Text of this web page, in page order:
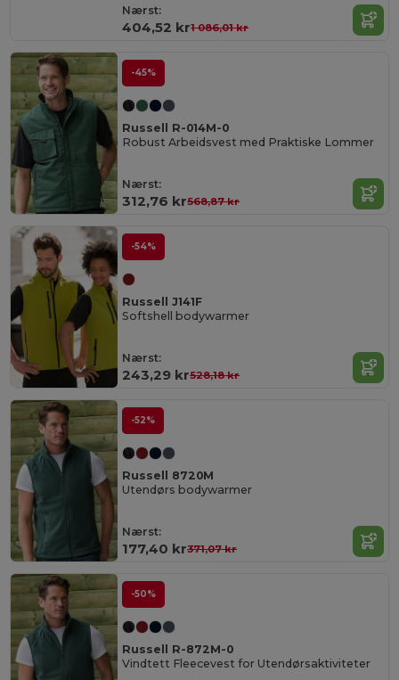
Nærst:
404,52 kr1 086,01 kr
-45%
Russell R-014M-0
Robust Arbeidsvest med Praktiske Lommer
Nærst:
312,76 kr568,87 kr
-54%
Russell J141F
Softshell bodywarmer
Nærst:
243,29 kr528,18 kr
-52%
Russell 8720M
Utendørs bodywarmer
Nærst:
177,40 kr371,07 kr
-50%
Russell R-872M-0
Vindtett Fleecevest for Utendørsaktiviteter